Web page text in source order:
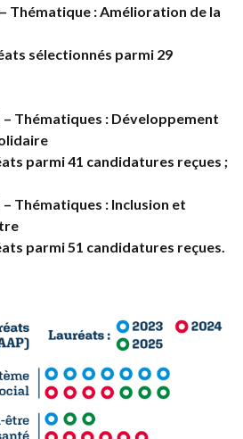
Thématique : Amélioration de la
sélectionnés parmi 29
– Thématiques : Développement
parmi 41 candidatures reçues ;
Thématiques : Inclusion et
parmi 51 candidatures reçues.